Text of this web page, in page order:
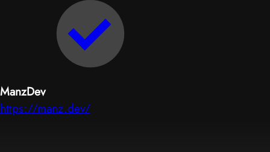
ManzDev
https://manz.dev/